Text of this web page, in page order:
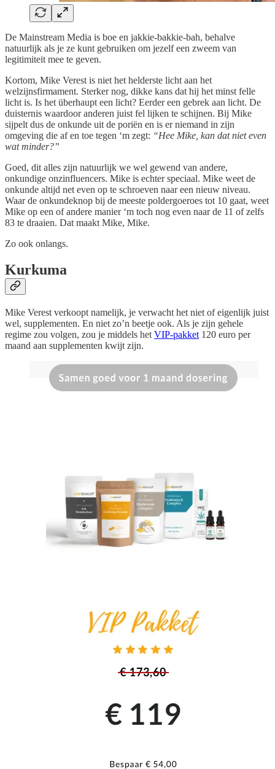
De Mainstream Media is boe en jakkie-bakkie-bah, behalve
natuurlijk als je ze kunt gebruiken om jezelf een zweem van
legitimiteit mee te geven.
Kortom, Mike Verest is niet het helderste licht aan het
welzijnsfirmament. Sterker nog, dikke kans dat hij het minst felle
licht is. Is het überhaupt een licht? Eerder een gebrek aan licht. De
duisternis waardoor anderen juist fel lijken te schijnen. Bij Mike
sijpelt dus de onkunde uit de poriën en is er niemand in zijn
omgeving die af en toe tegen ‘m zegt: “Hee Mike, kan dat niet even
wat minder?”
Goed, dit alles zijn natuurlijk we wel gewend van andere,
onkundige onzinfluencers. Mike is echter speciaal. Mike weet de
onkunde altijd net even op te schroeven naar een nieuw niveau.
Waar de onkundeknop bij de meeste poldergoeroes tot 10 gaat, weet
Mike op een of andere manier ‘m toch nog even naar de 11 of zelfs
83 te draaien. Dat maakt Mike, Mike.
Zo ook onlangs.
Kurkuma
Mike Verest verkoopt namelijk, je verwacht het niet of eigenlijk juist
wel, supplementen. En niet zo’n beetje ook. Als je zijn gehele
regime zou volgen, zou je middels het VIP-pakket 120 euro per
maand aan supplementen kwijt zijn.